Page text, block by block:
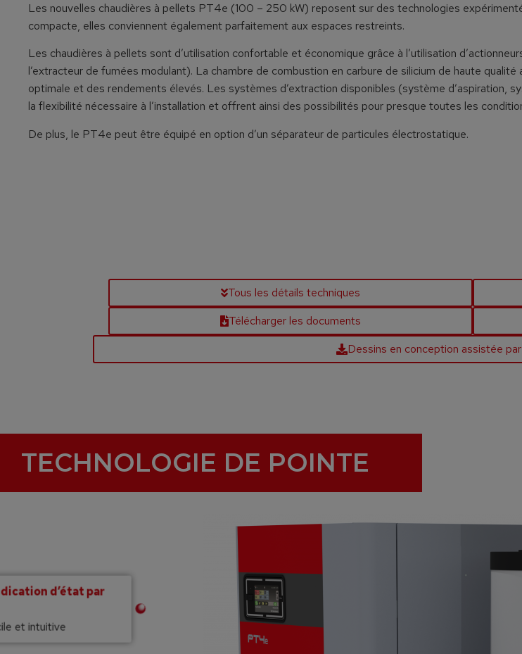
Les nouvelles chaudières à pellets PT4e (100 – 250 kW) reposent sur des technologies
compacte, elles conviennent également parfaitement aux espaces restreints.
Les chaudières à pellets sont d’utilisation confortable et économique grâce à l’utilisation
l’extracteur de fumées modulant). La chambre de combustion en carbure de silicium de haute qualité
optimale et des rendements élevés. Les systèmes d’extraction disponibles (système d’aspiration,
la flexibilité nécessaire à l’installation et offrent ainsi des possibilités pour presque toutes les
De plus, le PT4e peut être équipé en option d’un séparateur de particules électrostatique.
Tous les détails techniques
Télécharger les documents
Dessins en conception assistée
TECHNOLOGIE DE POINTE
d’état par
et intuitive